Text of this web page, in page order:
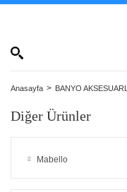
Anasayfa BANYO
Diğer Ürünler
Mabello